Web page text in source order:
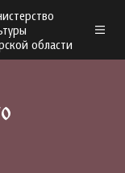
области